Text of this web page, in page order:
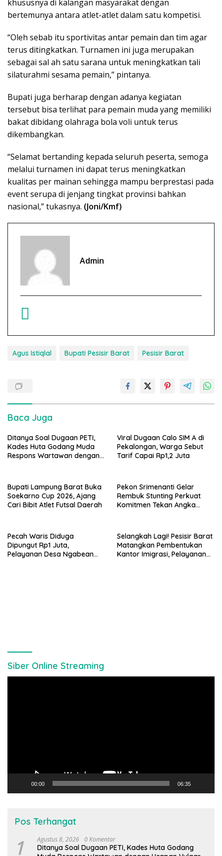
khususnya di kalangan masyarakat dengan
bertemunya antara atlet-atlet dalam satu kompetisi.
“Oleh sebab itu sportivitas antar pemain dan tim agar
terus ditingkatkan. Turnamen ini juga merupakan
sebagai sal ah satu sarana untuk meningkatkan tali
silaturahmi sesama pemain,” pintanya.
Bupati juga berharap dengan adanya kegiatan
tersebut bisa terlihat para pemain muda yang memiliki
bakat dibidang olahraga bola voli untuk terus
dikembangkan.
“Selamat bertanding kepada seluruh peserta, semoga
melalui turnamen ini dapat terus meningkatkan
kualitas per mainan sehingga mampu berprestasi pada
event serupa di jenjang tingkat provinsi bahkan
nasional,” tukasnya. (Joni/Kmf)
Admin
Agus Istiqlal Bupati Pesisir Barat Pesisir Barat
Baca Juga
Ditanya Soal Dugaan PETI,
Kades Huta Godang Muda
Respons Wartawan dengan
Viral Dugaan Calo SIM A di
Pekalongan, Warga Sebut
Tarif Capai Rp1,2 Juta
Bupati Lampung Barat Buka
Soekarno Cup 2026, Ajang
Cari Bibit Atlet Futsal Daerah
Pekon Srimenanti Gelar
Rembuk Stunting Perkuat
Komitmen Tekan Angka
Pecah Waris Diduga
Dipungut Rp1 Juta,
Pelayanan Desa Ngabean
Selangkah Lagi! Pesisir Barat
Matangkan Pembentukan
Kantor Imigrasi, Pelayanan
Siber Online Streaming
00:00 06:35
Pos Terhangat
1 Agustus 8, 2026 0 Komentar
Ditanya Soal Dugaan PETI, Kades Huta Godang